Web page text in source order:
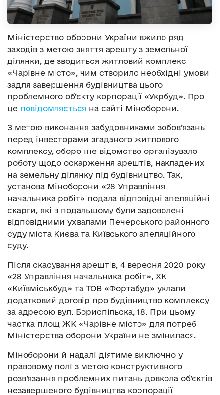
Міністерство оборони України вжило ряд
заходів з метою зняття арешту з земельної
ділянки, де зводиться житловий комплекс
«Чарівне місто», чим створило необхідні умови
задля завершення будівництва цього
проблемного об’єкту корпорації «Укрбуд». Про
це повідомляється на сайті Міноборони.
З метою виконання забудовниками зобов’язань
перед інвесторами згаданого житлового
комплексу, оборонне відомство організувало
роботу щодо оскарження арештів, накладених
на земельну ділянку під будівництво. Так,
установа Міноборони «28 Управління
начальника робіт» подала відповідні апеляційні
скарги, які в подальшому були задоволені
відповідними ухвалами Печерського районного
суду міста Києва та Київського апеляційного
суду.
Після скасування арештів, 4 вересня 2020 року
«28 Управління начальника робіт», ХК
«Київміськбуд» та ТОВ «Фортабуд» уклали
додатковий договір про будівництво комплексу
за адресою вул. Бориспільска, 18. При цьому
частка площ ЖК «Чарівне місто» для потреб
Міністерства оборони України не змінилася.
Міноборони й надалі діятиме виключно у
правовому полі з метою конструктивного
розв’язання проблемних питань довкола об’єктів
незавершеного будівництва корпорації